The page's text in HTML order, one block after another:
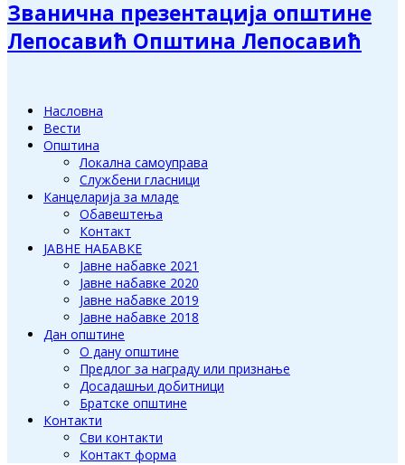
Званична презентација општине
Лепосавић Општина Лепосавић
Насловна
Вести
Општина
Локална самоуправа
Службени гласници
Канцеларија за младе
Обавештења
Контакт
ЈАВНЕ НАБАВКЕ
Јавне набавке 2021
Јавне набавке 2020
Јавне набавке 2019
Јавне набавке 2018
Дан општине
О дану општине
Предлог за награду или признање
Досадашњи добитници
Братске општине
Контакти
Сви контакти
Контакт форма